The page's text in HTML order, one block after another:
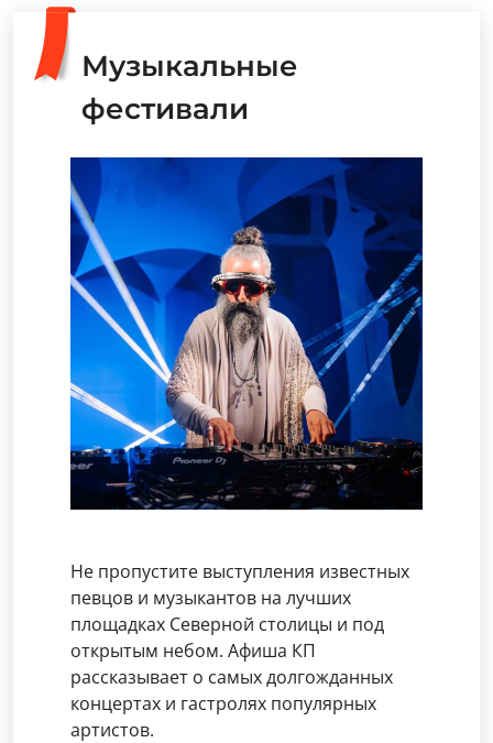
Музыкальные
фестивали
Не пропустите выступления известных
певцов и музыкантов на лучших
площадках Северной столицы и под
открытым небом. Афиша КП
рассказывает о самых долгожданных
концертах и гастролях популярных
артистов.